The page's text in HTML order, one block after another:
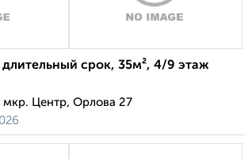
длительный срок, 35м², 4/9 этаж
Центр, Орлова 27